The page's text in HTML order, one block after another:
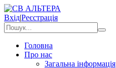
Вхід|Реєстрація
Головна
Про нас
Загальна інформація